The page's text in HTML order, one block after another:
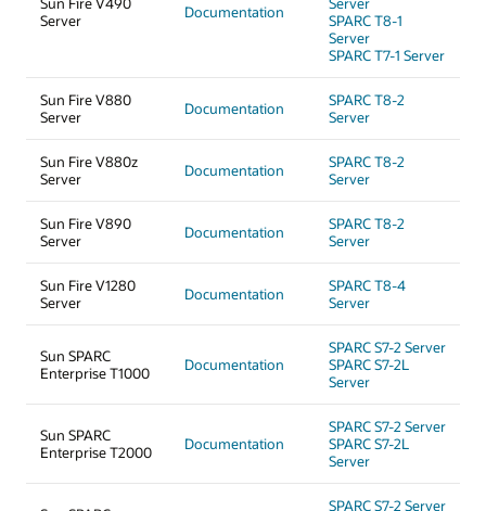
Sun Fire V490
Server
Documentation
Server
SPARC T8-1
Server
SPARC T7-1 Server
Sun Fire V880
Server
Documentation
SPARC T8-2
Server
Sun Fire V880z
Server
Documentation
SPARC T8-2
Server
Sun Fire V890
Server
Documentation
SPARC T8-2
Server
Sun Fire V1280
Server
Documentation
SPARC T8-4
Server
Sun SPARC
Enterprise T1000
Documentation
SPARC S7-2 Server
SPARC S7-2L
Server
Sun SPARC
Enterprise T2000
Documentation
SPARC S7-2 Server
SPARC S7-2L
Server
SPARC S7-2 Server